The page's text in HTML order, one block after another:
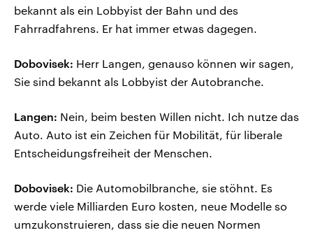
bekannt als ein Lobbyist der Bahn und des
Fahrradfahrens. Er hat immer etwas dagegen.
Dobovisek: Herr Langen, genauso können wir sagen,
Sie sind bekannt als Lobbyist der Autobranche.
Langen: Nein, beim besten Willen nicht. Ich nutze das
Auto. Auto ist ein Zeichen für Mobilität, für liberale
Entscheidungsfreiheit der Menschen.
Dobovisek: Die Automobilbranche, sie stöhnt. Es
werde viele Milliarden Euro kosten, neue Modelle so
umzukonstruieren, dass sie die neuen Normen